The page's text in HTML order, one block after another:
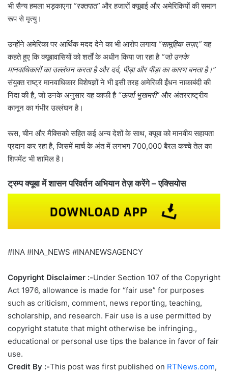
भी सैन्य हमला भड़काएगा “रक्तपात” और हजारों क्यूबाई और अमेरिकियों की समान
रूप से मृत्यु।
उन्होंने अमेरिका पर आर्थिक मदद देने का भी आरोप लगाया “सामूहिक सज़ा,”यह
कहते हुए कि क्यूबावासियों को शर्तों के अधीन किया जा रहा है “जो उनके
मानवाधिकारों का उल्लंघन करता है और दर्द, पीड़ा और पीड़ा का कारण बनता है।”
संयुक्त राष्ट्र मानवाधिकार विशेषज्ञों ने भी इसी तरह अमेरिकी ईंधन नाकाबंदी की
निंदा की है, जो उनके अनुसार यह काफी है “ऊर्जा भुखमरी” और अंतरराष्ट्रीय
कानून का गंभीर उल्लंघन है।
रूस, चीन और मैक्सिको सहित कई अन्य देशों के साथ, क्यूबा को मानवीय सहायता
प्रदान कर रहा है, जिसमें मार्च के अंत में लगभग 700,000 बैरल कच्चे तेल का
शिपमेंट भी शामिल है।
ट्रम्प क्यूबा में शासन परिवर्तन अभियान तेज़ करेंगे – एक्सियोस
#INA #INA_NEWS #INANEWSAGENCY
Copyright Disclaimer :-Under Section 107 of the Copyright
Act 1976, allowance is made for “fair use” for purposes
such as criticism, comment, news reporting, teaching,
scholarship, and research. Fair use is a use permitted by
copyright statute that might otherwise be infringing.,
educational or personal use tips the balance in favor of fair
use.
Credit By :-This post was first published on RTNews.com,